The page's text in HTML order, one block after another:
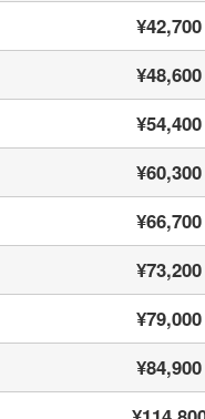
¥42,700
¥48,600
¥54,400
¥60,300
¥66,700
¥73,200
¥79,000
¥84,900